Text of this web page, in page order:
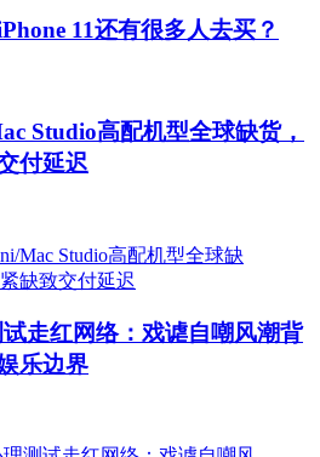
11还有很多人去买？
Studio高配机型全球缺货，
付延迟
走红网络：戏谑自嘲风潮背
乐边界